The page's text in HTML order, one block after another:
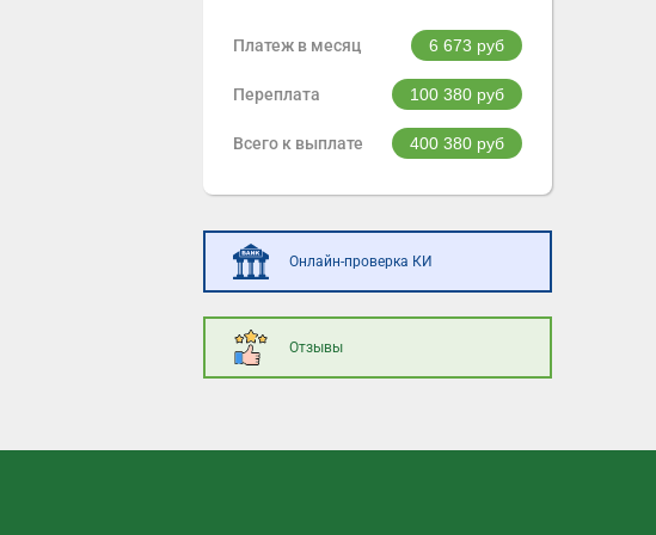
Платеж в месяц 6 673 руб
Переплата 100 380 руб
Всего к выплате 400 380 руб
Онлайн-проверка КИ
Отзывы